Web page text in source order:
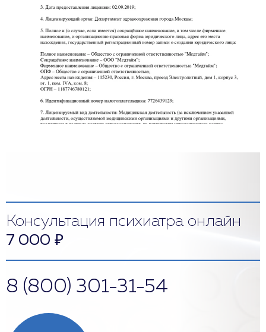
Консультация психиатра онлайн
7 000 ₽
8 (800) 301-31-54